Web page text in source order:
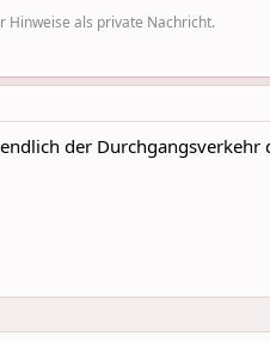
Hinweise als private Nachricht.
der Durchgangsverkehr